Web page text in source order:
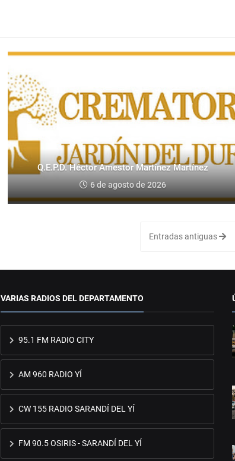
Q.E.P.D. Héctor Amestor Martínez Martínez
6 de agosto de 2026
Entradas antiguas
VARIAS RADIOS DEL DEPARTAMENTO
95.1 FM RADIO CITY
AM 960 RADIO YÍ
CW 155 RADIO SARANDÍ DEL YÍ
FM 90.5 OSIRIS - SARANDÍ DEL YÍ